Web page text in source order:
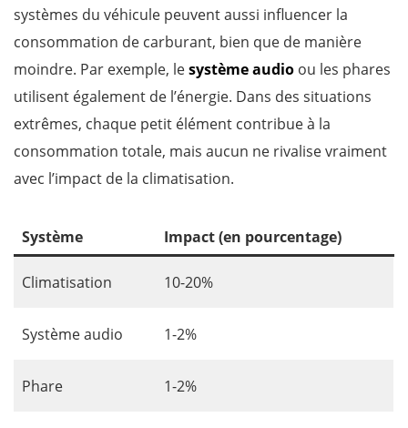
systèmes du véhicule peuvent aussi influencer la
consommation de carburant, bien que de manière
moindre. Par exemple, lesystème audio ou les phares
utilisent également de l’énergie. Dans des situations
extrêmes, chaque petit élément contribue à la
consommation totale, mais aucun ne rivalise vraiment
avec l’impact de la climatisation.
Système Impact (en pourcentage)
Climatisation 10-20%
Système audio 1-2%
Phare 1-2%